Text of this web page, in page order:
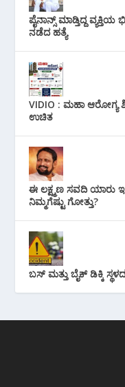
ಪೈನಾನ್ಸ್ ಮಾಡ್ತಿದ್ದ
ನಡೆದ ಹತ್ಯೆ
VIDIO : ಮಹಾ
ಉಚಿತ
ಈ ಲಕ್ಷ್ಮಣ ಸವದಿ ಯಾರು
ನಿಮ್ಮಗೆಷ್ಟು ಗೋತ್ತು?
ಬಸ್ ಮತ್ತು ಬೈಕ್ ಡಿಕ್ಕಿ